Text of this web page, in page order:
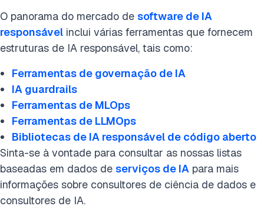
O panorama do mercado de software de IA
responsável inclui várias ferramentas que fornecem
estruturas de IA responsável, tais como:
Ferramentas de governação de IA
IA guardrails
Ferramentas de MLOps
Ferramentas de LLMOps
Bibliotecas de IA responsável de código aberto
Sinta-se à vontade para consultar as nossas listas
baseadas em dados de serviços de IA para mais
informações sobre consultores de ciência de dados e
consultores de IA.